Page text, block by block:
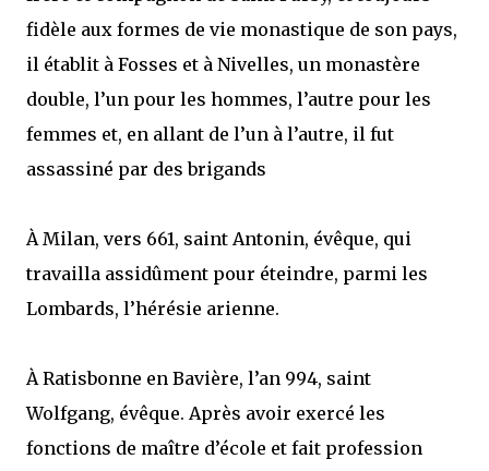
fidèle aux formes de vie monastique de son pays,
il établit à Fosses et à Nivelles, un monastère
double, l’un pour les hommes, l’autre pour les
femmes et, en allant de l’un à l’autre, il fut
assassiné par des brigands
À Milan, vers 661, saint Antonin, évêque, qui
travailla assidûment pour éteindre, parmi les
Lombards, l’hérésie arienne.
À Ratisbonne en Bavière, l’an 994, saint
Wolfgang, évêque. Après avoir exercé les
fonctions de maître d’école et fait profession